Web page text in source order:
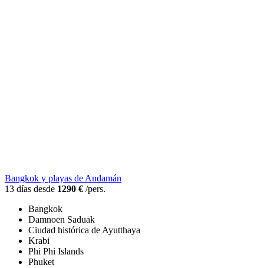
Bangkok y playas de Andamán
13 días desde 1290 € /pers.
Bangkok
Damnoen Saduak
Ciudad histórica de Ayutthaya
Krabi
Phi Phi Islands
Phuket